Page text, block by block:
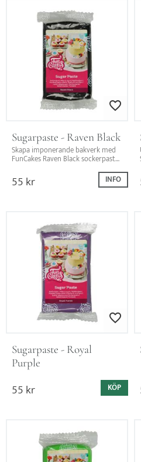
Lägg till i
Sugarpaste - Raven Black
Skapa imponerande bakverk med
FunCakes Raven Black sockerpasta
dekorationer med en läcker
vaniljsmak!
55kr INFO
Lägg till i
Sugarpaste - Royal
Purple
55kr KÖP